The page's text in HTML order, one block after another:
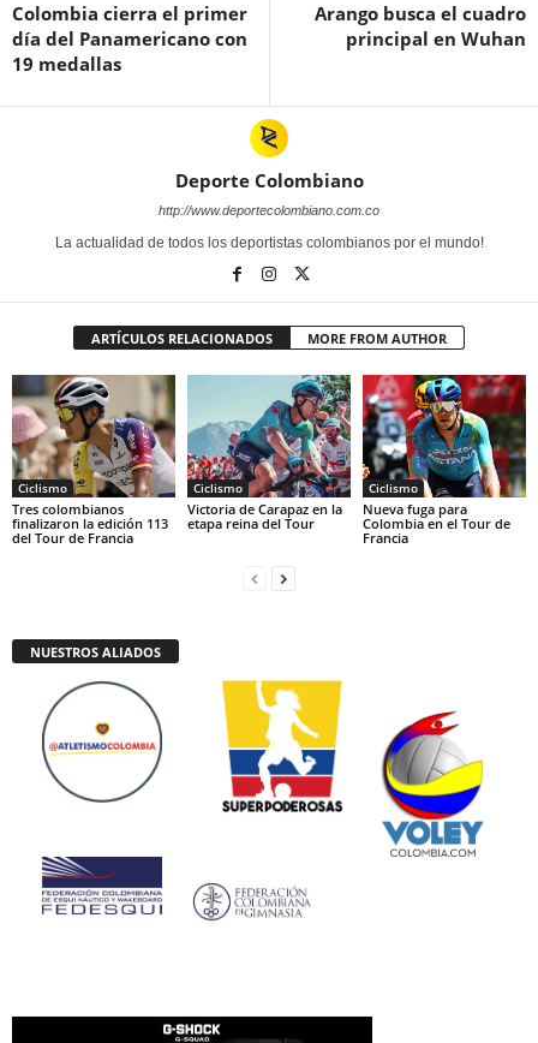
Colombia cierra el primer
día del Panamericano con
19 medallas
Arango busca el cuadro
principal en Wuhan
Deporte Colombiano
http://www.deportecolombiano.com.co
La actualidad de todos los deportistas colombianos por el mundo!
ARTÍCULOS RELACIONADOS MORE FROM AUTHOR
Ciclismo
Tres colombianos
finalizaron la edición 113
del Tour de Francia
Ciclismo
Victoria de Carapaz en la
etapa reina del Tour
Ciclismo
Nueva fuga para
Colombia en el Tour de
Francia
NUESTROS ALIADOS